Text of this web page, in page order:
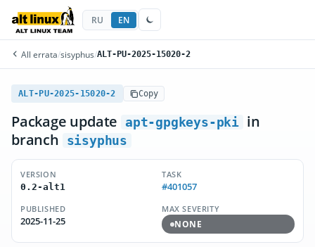
RU EN
All errata/sisyphus/ALT-PU-2025-15020-2
ALT-PU-2025-15020-2 Copy
Package update apt-gpgkeys-pki in
branch
sisyphus
VERSION
0.2-alt1
TASK
#401057
PUBLISHED
2025-11-25
MAX SEVERITY
NONE